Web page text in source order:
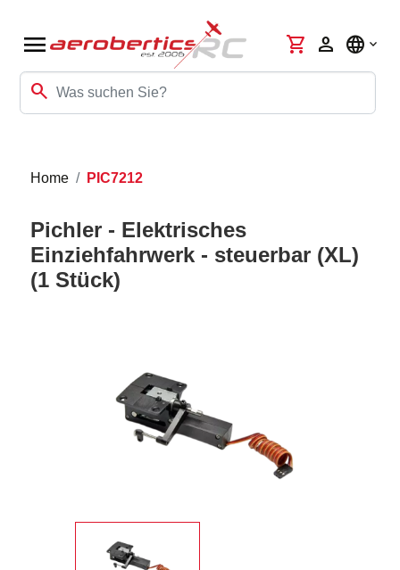
menu
search
shopping_cart person language
Home PIC7212
Pichler - Elektrisches
Einziehfahrwerk - steuerbar (XL)
(1 Stück)